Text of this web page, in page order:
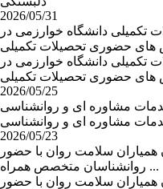
2026/05/31
تکمیلی دانشگاه خوارزمی در
تکمیلی دانشگاه خوارزمی در
2026/05/25
مشاوره ای و روانشناسی
مشاوره ای و روانشناسی
2026/05/23
همیاران سلامت روان با حضور
روانشناسان متخصص همراه ...
همیاران سلامت روان با حضور